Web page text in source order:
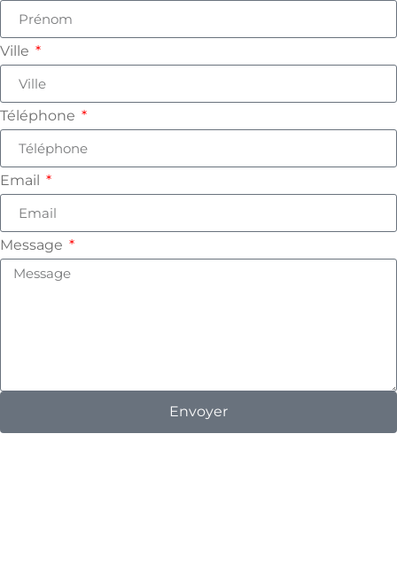
Ville
Téléphone
Email
Message
Envoyer